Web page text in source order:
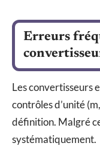
Erreurs
Les convertisseurs
contrôles d’unité
définition. Malgré
systématiquement.